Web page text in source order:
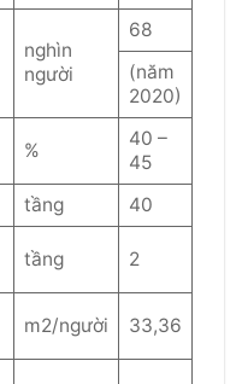
nghìn
người
68
(năm
2020)
%
40 –
45
tầng
40
tầng 2
m2/người 33,36